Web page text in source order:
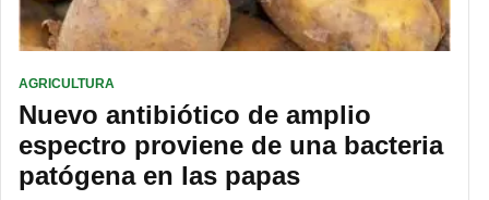
AGRICULTURA
Nuevo antibiótico de amplio
espectro proviene de una bacteria
patógena en las papas